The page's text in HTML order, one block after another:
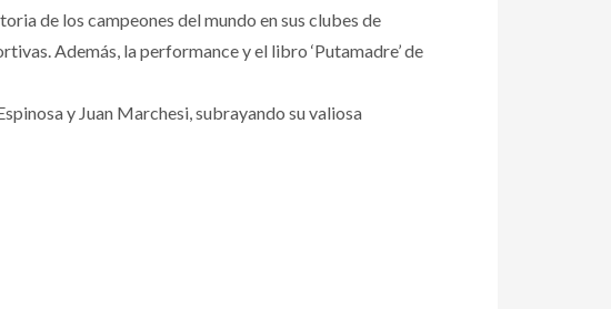
de los campeones del mundo en sus clubes de
Además, la performance y el libro ‘Putamadre’ de
y Juan Marchesi, subrayando su valiosa